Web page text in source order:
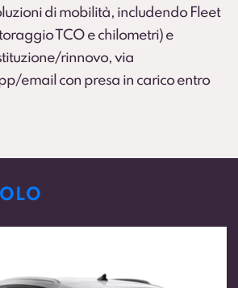
di mobilità, includendo Fleet
TCO e chilometri) e
rinnovo, via
email con presa in carico entro